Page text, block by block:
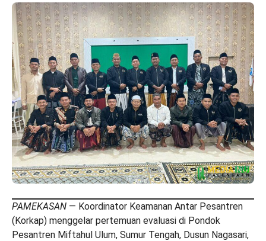
PAMEKASAN — Koordinator Keamanan Antar Pesantren
(Korkap) menggelar pertemuan evaluasi di Pondok
Pesantren Miftahul Ulum, Sumur Tengah, Dusun Nagasari,